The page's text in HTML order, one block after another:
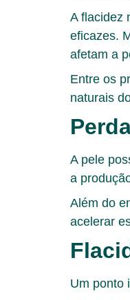
A flacidez
eficazes.
afetam a
Entre os
naturais
A pele
a
Além do
acelerar
Um ponto